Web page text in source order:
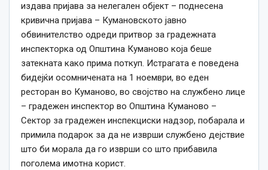
издава пријава за нелегален објект – поднесена
кривична пријава – Кумановското јавно
обвинителство одреди притвор за градежната
инспекторка од Општина Куманово која беше
затекната како прима поткуп. Истрагата е поведена
бидејќи осомничената на 1 ноември, во еден
ресторан во Куманово, во својство на службено лице
– градежен инспектор во Општина Куманово –
Сектор за грaдежен инспекциски надзор, побарала и
примила подарок за да не изврши службено дејствие
што би морала да го изврши со што прибавила
поголема имотна корист.